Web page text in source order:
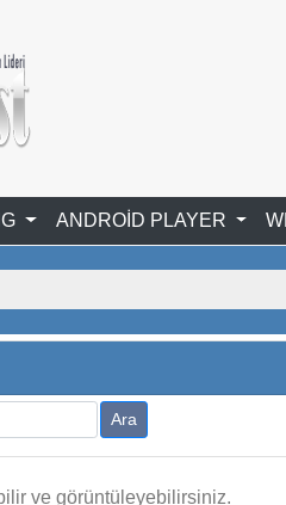
ANDROİD PLAYER
Ara
ve görüntüleyebilirsiniz.